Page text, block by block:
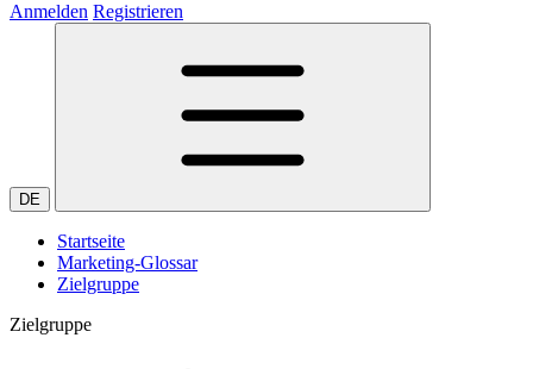
Anmelden Registrieren
DE
Startseite
Marketing-Glossar
Zielgruppe
Zielgruppe